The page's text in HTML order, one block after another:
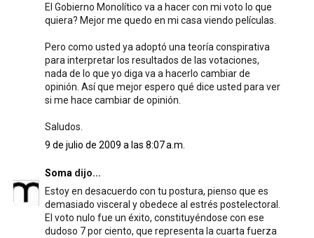
El Gobierno Monolítico va a hacer con mi voto lo que
quiera? Mejor me quedo en mi casa viendo películas.
Pero como usted ya adoptó una teoría conspirativa
para interpretar los resultados de las votaciones,
nada de lo que yo diga va a hacerlo cambiar de
opinión. Así que mejor espero qué dice usted para ver
si me hace cambiar de opinión.
Saludos.
9 de julio de 2009 a las 8:07 a.m.
Soma dijo...
Estoy en desacuerdo con tu postura, pienso que es
demasiado visceral y obedece al estrés postelectoral.
El voto nulo fue un éxito, constituyéndose con ese
dudoso 7 por ciento, que representa la cuarta fuerza